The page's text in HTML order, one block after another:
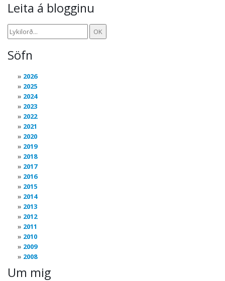
Leita á blogginu
Söfn
2026
2025
2024
2023
2022
2021
2020
2019
2018
2017
2016
2015
2014
2013
2012
2011
2010
2009
2008
Um mig